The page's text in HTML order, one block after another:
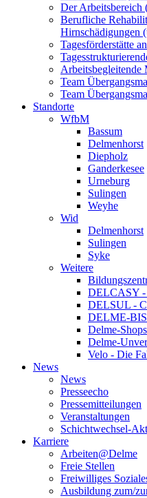
Der Arbeitsbereich
Berufliche
Hirnschädigungen
Tagesförderstätte
Arbeitsbegleitende
Team
Team
Standorte
WfbM
Bassum
Delmenhorst
Diepholz
Ganderkesee
Urneburg
Sulingen
Weyhe
Wid
Delmenhorst
Sulingen
Syke
Weitere
DELCASY -
DELSUL -
DELME-
Delme-Shops
Delme-
Velo - Die
News
News
Presseecho
Pressemitteilungen
Veranstaltungen
Schichtwechsel-
Karriere
Arbeiten@Delme
Freie Stellen
Freiwilliges
Ausbildung zum/